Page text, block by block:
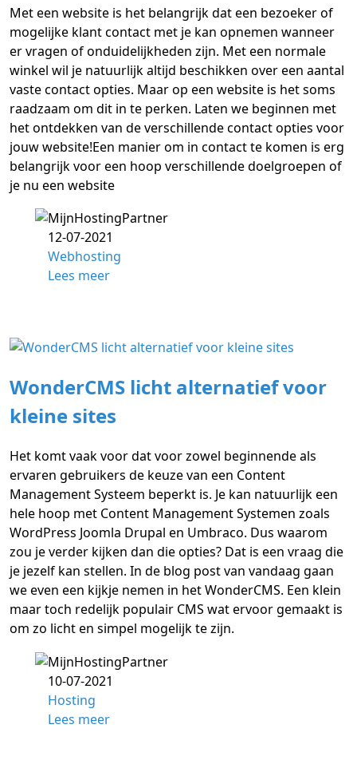
Met een website is het belangrijk dat een bezoeker of
mogelijke klant contact met je kan opnemen wanneer
er vragen of onduidelijkheden zijn. Met een normale
winkel wil je natuurlijk altijd beschikken over een aantal
vaste contact opties. Maar op een website is het soms
raadzaam om dit in te perken. Laten we beginnen met
het ontdekken van de verschillende contact opties voor
jouw website!Een manier om in contact te komen is erg
belangrijk voor een hoop verschillende doelgroepen of
je nu een website
12-07-2021
Webhosting
Lees meer
WonderCMS licht alternatief voor
kleine sites
Het komt vaak voor dat voor zowel beginnende als
ervaren gebruikers de keuze van een Content
Management Systeem beperkt is. Je kan natuurlijk een
hele hoop met Content Management Systemen zoals
WordPress Joomla Drupal en Umbraco. Dus waarom
zou je verder kijken dan die opties? Dat is een vraag die
je jezelf kan stellen. In de blog post van vandaag gaan
we even een kijkje nemen in het WonderCMS. Een klein
maar toch redelijk populair CMS wat ervoor gemaakt is
om zo licht en simpel mogelijk te zijn.
10-07-2021
Hosting
Lees meer